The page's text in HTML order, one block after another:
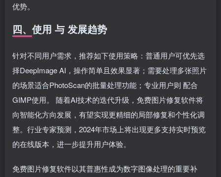
优势。
四、使用 与 发展趋势
针对不同用户需求，推荐如下使用策略：普通用户可优先选
择DeepImage AI，操作简单且效果显著；需要处理多张照片
的场景适合PhotoScan的批量处理功能；专业用户则 配合
GIMP使用。 随着AI技术的迭代升级，免费图片修复软件将
向智能化方向发展，有望实现更精细的局部修复和个性化调
整。行业专家预测，2024年市场上将出现更多支持实时预览
的在线版本，进一步提升用户体验。
免费图片修复软件以其普惠性成为数字图像处理的重要补